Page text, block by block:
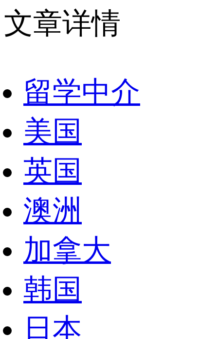
文章详情
留学中介
美国
英国
澳洲
加拿大
韩国
日本